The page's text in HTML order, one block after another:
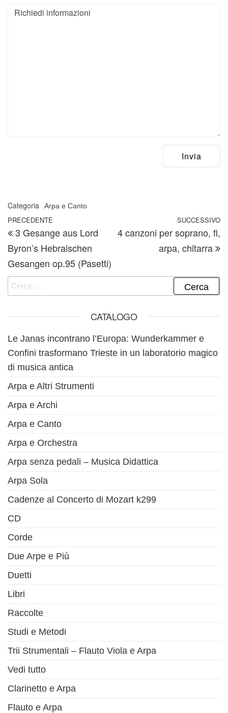
Categoria Arpa e Canto
Navigazione articoli
Articolo precedente
PRECEDENTE
3 Gesange aus Lord
Byron’s Hebraischen
Gesangen op.95 (Pasetti)
SUCCESSIVO
4 canzoni per soprano, fl,
arpa, chitarra
Ricerca per:
CATALOGO
Le Janas incontrano l’Europa: Wunderkammer e
Confini trasformano Trieste in un laboratorio magico
di musica antica
Arpa e Altri Strumenti
Arpa e Archi
Arpa e Canto
Arpa e Orchestra
Arpa senza pedali – Musica Didattica
Arpa Sola
Cadenze al Concerto di Mozart k299
CD
Corde
Due Arpe e Più
Duetti
Libri
Raccolte
Studi e Metodi
Trii Strumentali – Flauto Viola e Arpa
Vedi tutto
Clarinetto e Arpa
Flauto e Arpa